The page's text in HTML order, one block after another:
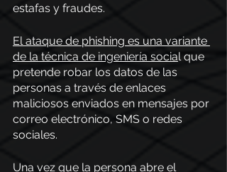
estafas y fraudes.
El ataque de phishing es una variante
de la técnica de ingeniería social que
pretende robar los datos de las
personas a través de enlaces
maliciosos enviados en mensajes por
correo electrónico, SMS o redes
sociales.
Una vez que la persona abre el